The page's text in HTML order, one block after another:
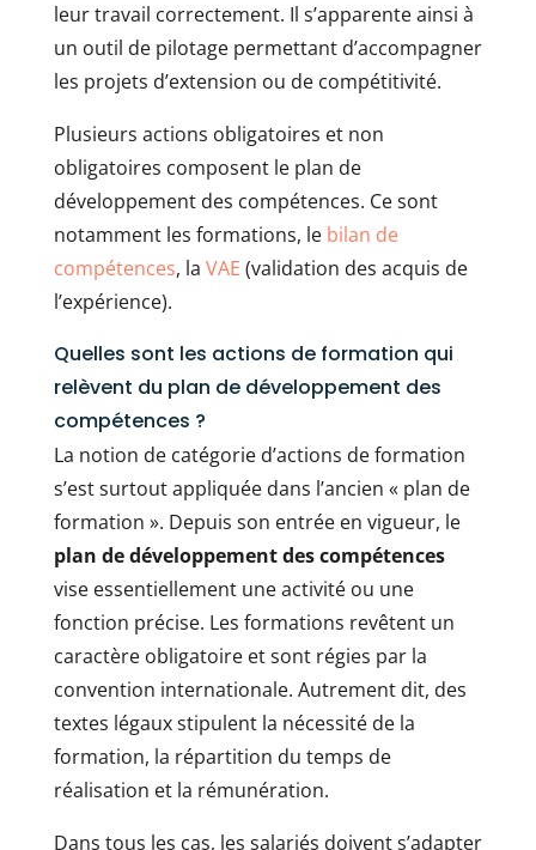
leur travail correctement. Il s’apparente ainsi à
un outil de pilotage permettant d’accompagner
les projets d’extension ou de compétitivité.
Plusieurs actions obligatoires et non
obligatoires composent le plan de
développement des compétences. Ce sont
notamment les formations, le bilan de
compétences, la VAE (validation des acquis de
l’expérience).
Quelles sont les actions de formation qui
relèvent du plan de développement des
compétences ?
La notion de catégorie d’actions de formation
s’est surtout appliquée dans l’ancien « plan de
formation ». Depuis son entrée en vigueur, le
plan de développement des compétences
vise essentiellement une activité ou une
fonction précise. Les formations revêtent un
caractère obligatoire et sont régies par la
convention internationale. Autrement dit, des
textes légaux stipulent la nécessité de la
formation, la répartition du temps de
réalisation et la rémunération.
Dans tous les cas, les salariés doivent s’adapter